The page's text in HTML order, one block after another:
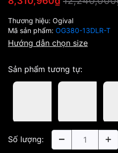
Thương hiệu: Ogival
Mã sản phẩm: OG380-13DLR-T
Hướng dẫn chọn size
Sản phẩm tương tự:
Số lượng: